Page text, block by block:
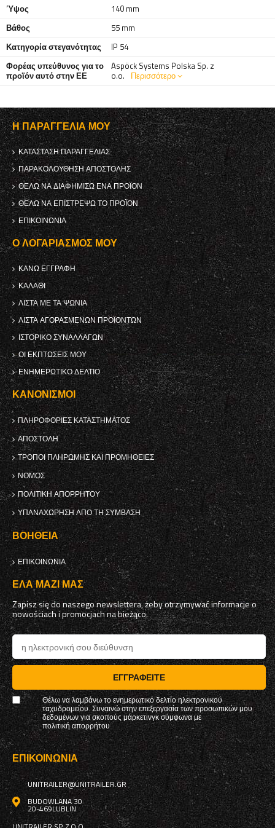
Ύψος
140 mm
Βάθος
55 mm
Κατηγορία στεγανότητας
IP 54
Φορέας υπεύθυνος για το
προϊόν αυτό στην ΕΕ
Aspöck Systems Polska Sp. z
o.o. Περισσότερο
Η ΠΑΡΑΓΓΕΛΊΑ ΜΟΥ
ΚΑΤΆΣΤΑΣΗ ΠΑΡΑΓΓΕΛΊΑΣ
ΠΑΡΑΚΟΛΟΎΘΗΣΗ ΑΠΟΣΤΟΛΉΣ
ΘΈΛΩ ΝΑ ΔΙΑΦΗΜΊΣΩ ΈΝΑ ΠΡΟΪΌΝ
ΘΈΛΩ ΝΑ ΕΠΙΣΤΡΈΨΩ ΤΟ ΠΡΟΪΌΝ
ΕΠΙΚΟΙΝΩΝΊΑ
Ο ΛΟΓΑΡΙΑΣΜΌΣ ΜΟΥ
ΚΑΝΩ ΕΓΓΡΑΦΗ
ΚΑΛΆΘΙ
ΛΊΣΤΑ ΜΕ ΤΑ ΨΏΝΙΑ
ΛΊΣΤΑ ΑΓΟΡΑΣΜΈΝΩΝ ΠΡΟΪΌΝΤΩΝ
ΙΣΤΟΡΙΚΌ ΣΥΝΑΛΛΑΓΏΝ
ΟΙ ΕΚΠΤΏΣΕΙΣ ΜΟΥ
ΕΝΗΜΕΡΩΤΙΚΌ ΔΕΛΤΊΟ
ΚΑΝΟΝΙΣΜΟΊ
ΠΛΗΡΟΦΟΡΊΕΣ ΚΑΤΑΣΤΉΜΑΤΟΣ
ΑΠΟΣΤΟΛΉ
ΤΡΌΠΟΙ ΠΛΗΡΩΜΉΣ ΚΑΙ ΠΡΟΜΉΘΕΙΕΣ
ΝΌΜΟΣ
ΠΟΛΙΤΙΚΉ ΑΠΟΡΡΉΤΟΥ
ΥΠΑΝΑΧΏΡΗΣΗ ΑΠΌ ΤΗ ΣΎΜΒΑΣΗ
ΒΟΉΘΕΙΑ
ΕΠΙΚΟΙΝΩΝΊΑ
ΈΛΑ ΜΑΖΊ ΜΑΣ
Zapisz się do naszego newslettera, żeby otrzymywać informacje o
nowościach i promocjach na bieżąco.
ΕΓΓΡΑΦΕΊΤΕ
Θέλω να λαμβάνω το ενημερωτικό δελτίο ηλεκτρονικού
ταχυδρομείου. Συναινώ στην επεξεργασία των προσωπικών μου
δεδομένων για σκοπούς μάρκετινγκ σύμφωνα με
πολιτική απορρήτου
ΕΠΙΚΟΙΝΩΝΊΑ
UNITRAILER@UNITRAILER.GR
BUDOWLANA 30
20-469LUBLIN